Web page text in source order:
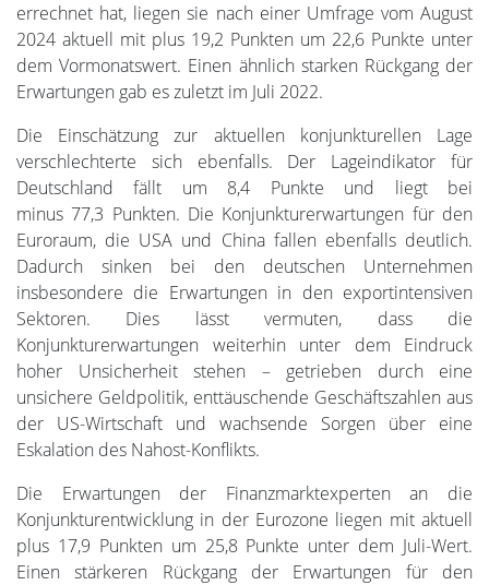
errechnet hat, liegen sie nach einer Umfrage vom August
2024 aktuell mit plus 19,2 Punkten um 22,6 Punkte unter
dem Vormonatswert. Einen ähnlich starken Rückgang der
Erwartungen gab es zuletzt im Juli 2022.
Die Einschätzung zur aktuellen konjunkturellen Lage
verschlechterte sich ebenfalls. Der Lageindikator für
Deutschland fällt um 8,4 Punkte und liegt bei
minus 77,3 Punkten. Die Konjunkturerwartungen für den
Euroraum, die USA und China fallen ebenfalls deutlich.
Dadurch sinken bei den deutschen Unternehmen
insbesondere die Erwartungen in den exportintensiven
Sektoren. Dies lässt vermuten, dass die
Konjunkturerwartungen weiterhin unter dem Eindruck
hoher Unsicherheit stehen – getrieben durch eine
unsichere Geldpolitik, enttäuschende Geschäftszahlen aus
der US-Wirtschaft und wachsende Sorgen über eine
Eskalation des Nahost-Konflikts.
Die Erwartungen der Finanzmarktexperten an die
Konjunkturentwicklung in der Eurozone liegen mit aktuell
plus 17,9 Punkten um 25,8 Punkte unter dem Juli-Wert.
Einen stärkeren Rückgang der Erwartungen für den